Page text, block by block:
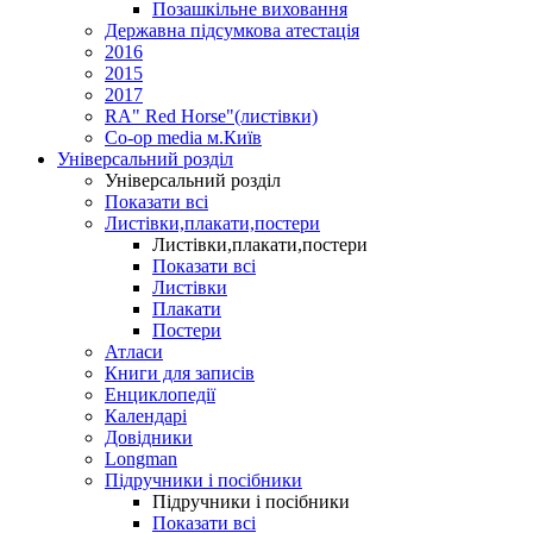
Позашкільне виховання
Державна підсумкова атестація
2016
2015
2017
RA" Red Horse"(листівки)
Co-op media м.Київ
Універсальний розділ
Універсальний розділ
Показати всі
Листівки,плакати,постери
Листівки,плакати,постери
Показати всі
Листівки
Плакати
Постери
Атласи
Книги для записів
Енциклопедії
Календарі
Довідники
Longman
Підручники і посібники
Підручники і посібники
Показати всі